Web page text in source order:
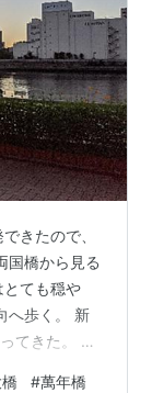
きたので、
国橋から見る
ても穏や
へ歩く。 新
てきた。 川
#萬年橋